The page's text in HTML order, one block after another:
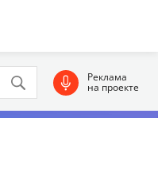
Реклама
на проекте